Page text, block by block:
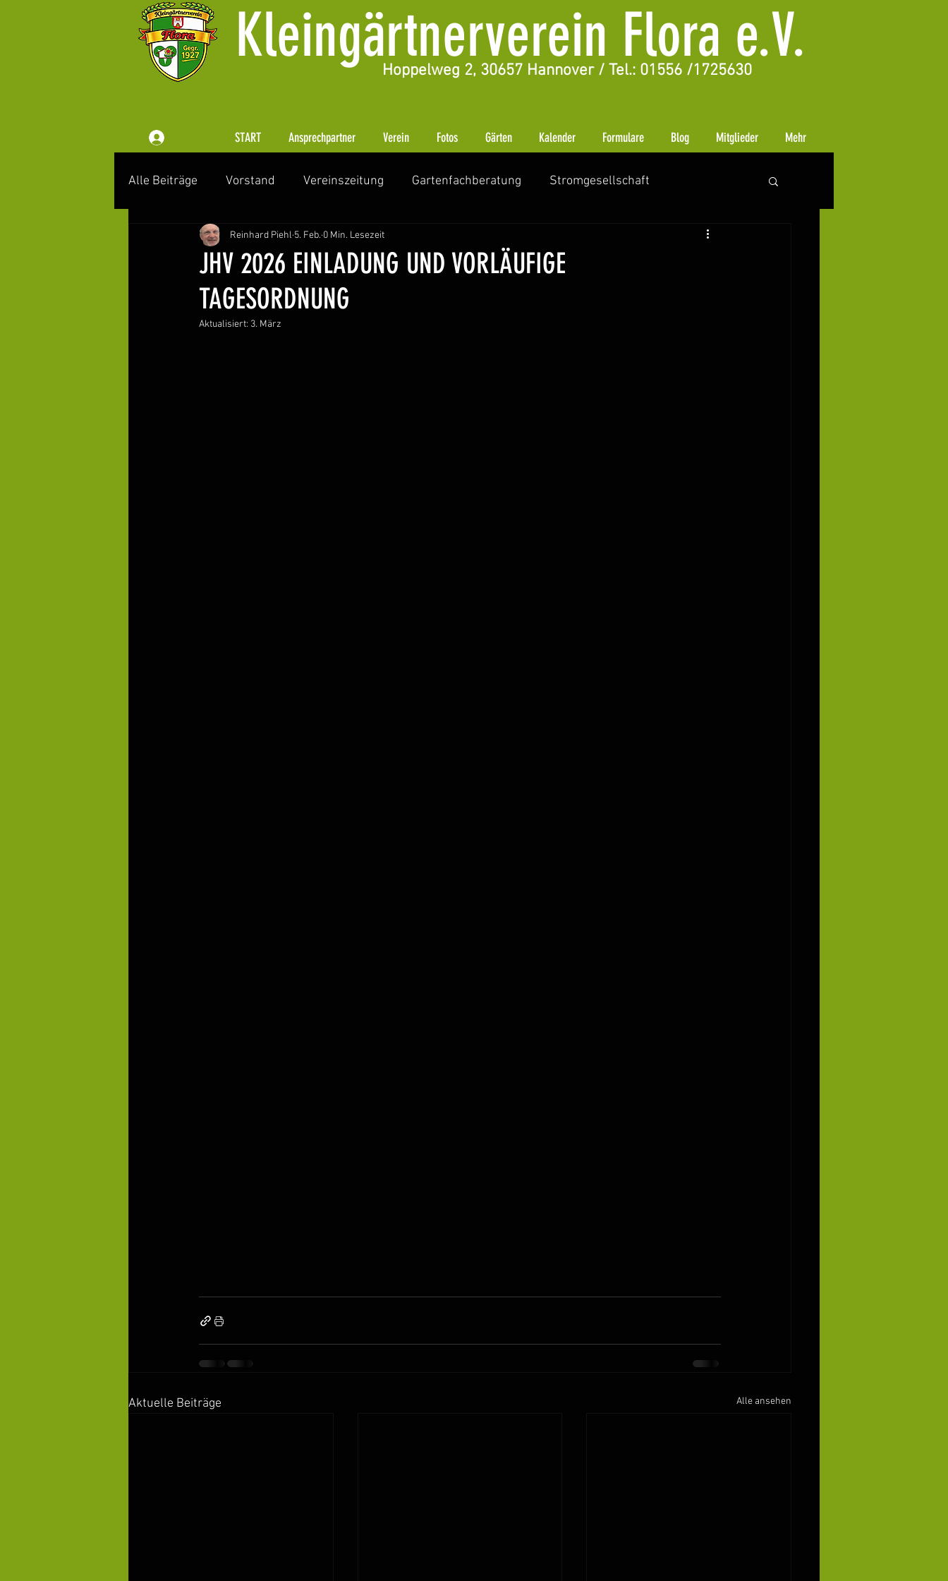
Kleingärtnerverein Flora e.V.
Hoppelweg 2, 30657 Hannover / Tel.: 01556 /1725630
START Ansprechpartner Verein Fotos Gärten Kalender Formulare Blog Mitglieder Mehr
Alle Beiträge Vorstand Vereinszeitung Gartenfachberatung Stromgesellschaft
Festausschuss Schaukasten Gartenzeitung
JHV 2026 EINLADUNG UND VORLÄUFIGE
TAGESORDNUNG
Reinhard Piehl 5. Feb. 0 Min. Lesezeit
Aktualisiert: 3. März
Aktuelle Beiträge Alle ansehen